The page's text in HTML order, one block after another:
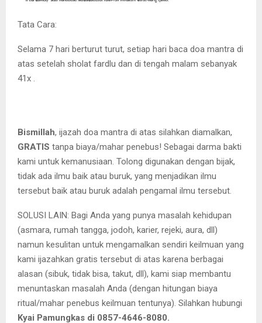
Tata Cara:
Selama 7 hari berturut turut, setiap hari baca doa mantra di
atas setelah sholat fardlu dan di tengah malam sebanyak
41x .
Bismillah, ijazah doa mantra di atas silahkan diamalkan,
GRATIS tanpa biaya/mahar penebus! Sebagai darma bakti
kami untuk kemanusiaan. Tolong digunakan dengan bijak,
tidak ada ilmu baik atau buruk, yang menjadikan ilmu
tersebut baik atau buruk adalah pengamal ilmu tersebut.
SOLUSI LAIN: Bagi Anda yang punya masalah kehidupan
(asmara, rumah tangga, jodoh, karier, rejeki, aura, dll)
namun kesulitan untuk mengamalkan sendiri keilmuan yang
kami ijazahkan gratis tersebut di atas karena berbagai
alasan (sibuk, tidak bisa, takut, dll), kami siap membantu
menuntaskan masalah Anda (dengan hitungan biaya
ritual/mahar penebus keilmuan tentunya). Silahkan hubungi
Kyai Pamungkas di 0857-4646-8080.